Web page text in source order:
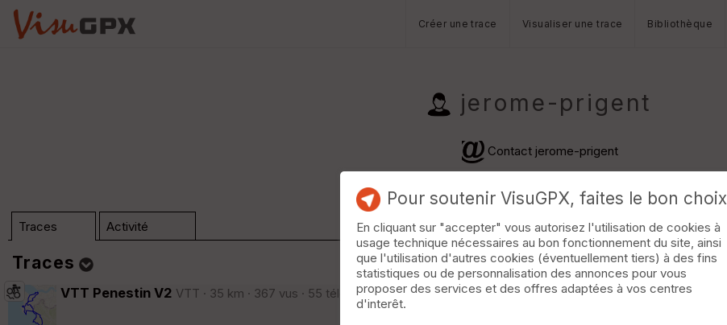
Créer une trace Visualiser une trace Bibliothèque
jerome-prigent
Contact jerome-prigent
Traces Activité
Traces
Dossier (n°0)
VTT Penestin V2 VTT · 35 km · 367 vus · 55 téléchargements ·
Pour soutenir VisuGPX, faites le bon choix
En cliquant sur "accepter" vous autorisez l'utilisation de cookies à
usage technique nécessaires au bon fonctionnement du site, ainsi
que l'utilisation d'autres cookies (éventuellement tiers) à des fins
statistiques ou de personnalisation des annonces pour vous
proposer des services et des offres adaptées à vos centres
d'interêt.